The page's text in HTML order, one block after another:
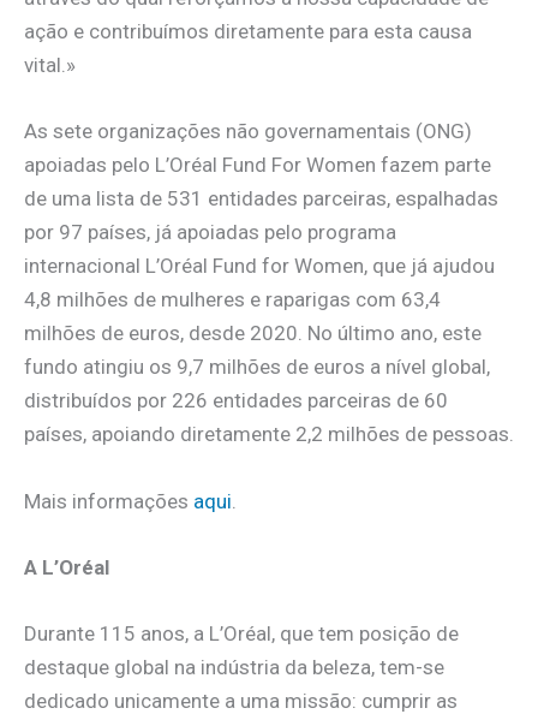
ação e contribuímos diretamente para esta causa
vital.»
As sete organizações não governamentais (ONG)
apoiadas pelo L’Oréal Fund For Women fazem parte
de uma lista de 531 entidades parceiras, espalhadas
por 97 países, já apoiadas pelo programa
internacional L’Oréal Fund for Women, que já ajudou
4,8 milhões de mulheres e raparigas com 63,4
milhões de euros, desde 2020. No último ano, este
fundo atingiu os 9,7 milhões de euros a nível global,
distribuídos por 226 entidades parceiras de 60
países, apoiando diretamente 2,2 milhões de pessoas.
Mais informações aqui
A L’Oréal
Durante 115 anos, a L’Oréal, que tem posição de
destaque global na indústria da beleza, tem-se
dedicado unicamente a uma missão: cumprir as